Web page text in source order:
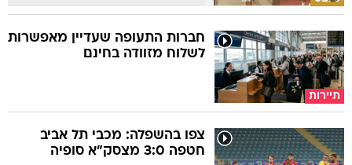
תיירות
חברות התעופה שעדיין מאפשרות
לשלוח מזוודה בחינם
צפו בהשפלה: מכבי תל אביב
חטפה 3:0 מצסק"א סופיה